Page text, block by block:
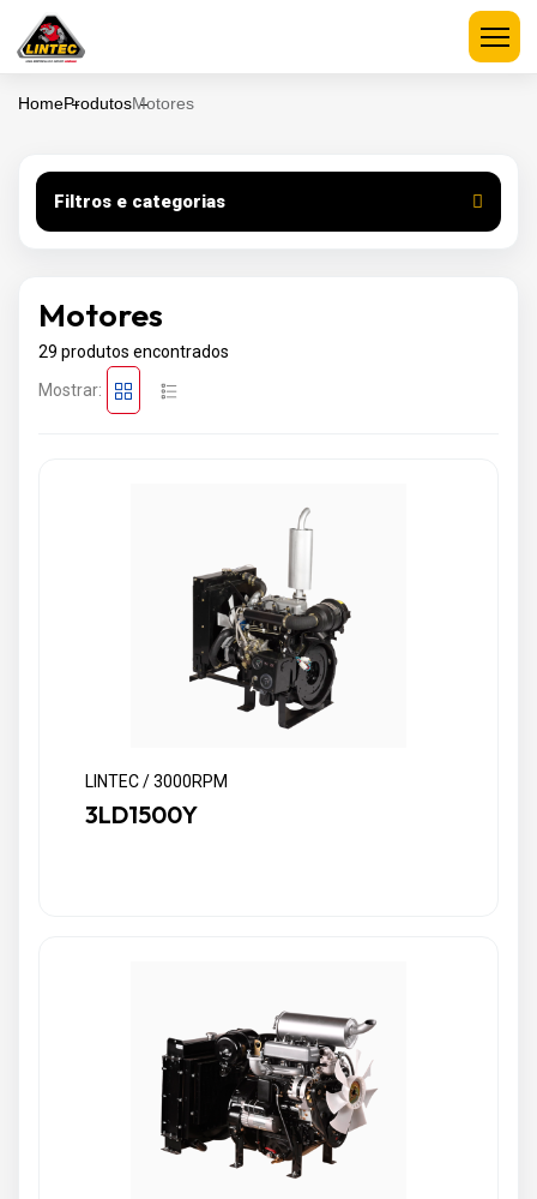
HomeProdutosMotores
Filtros e categorias
Motores
29 produtos encontrados
Mostrar:
LINTEC / 3000RPM
3LD1500Y